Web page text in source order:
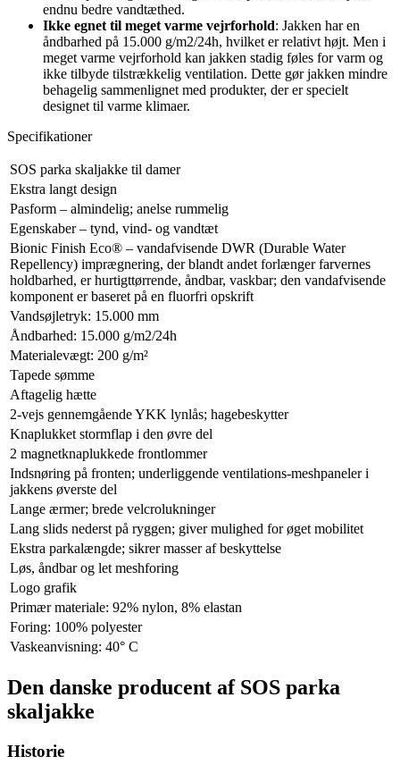
endnu bedre vandtæthed.
Ikke egnet til meget varme vejrforhold: Jakken har en
åndbarhed på 15.000 g/m2/24h, hvilket er relativt højt. Men i
meget varme vejrforhold kan jakken stadig føles for varm og
ikke tilbyde tilstrækkelig ventilation. Dette gør jakken mindre
behagelig sammenlignet med produkter, der er specielt
designet til varme klimaer.
Specifikationer
SOS parka skaljakke til damer
Ekstra langt design
Pasform – almindelig; anelse rummelig
Egenskaber – tynd, vind- og vandtæt
Bionic Finish Eco® – vandafvisende DWR (Durable Water
Repellency) imprægnering, der blandt andet forlænger farvernes
holdbarhed, er hurtigttørrende, åndbar, vaskbar; den vandafvisende
komponent er baseret på en fluorfri opskrift
Vandsøjletryk: 15.000 mm
Åndbarhed: 15.000 g/m2/24h
Materialevægt: 200 g/m²
Tapede sømme
Aftagelig hætte
2-vejs gennemgående YKK lynlås; hagebeskytter
Knaplukket stormflap i den øvre del
2 magnetknaplukkede frontlommer
Indsnøring på fronten; underliggende ventilations-meshpaneler i
jakkens øverste del
Lange ærmer; brede velcrolukninger
Lang slids nederst på ryggen; giver mulighed for øget mobilitet
Ekstra parkalængde; sikrer masser af beskyttelse
Løs, åndbar og let meshforing
Logo grafik
Primær materiale: 92% nylon, 8% elastan
Foring: 100% polyester
Vaskeanvisning: 40° C
Den danske producent af SOS parka
skaljakke
Historie